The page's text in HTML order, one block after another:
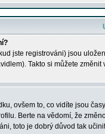
jste registrováni) jsou
Takto si můžete změnit
ovšem to, co vidíte jsou
Berte na vědomí, že
toto je dobrý důvod tak